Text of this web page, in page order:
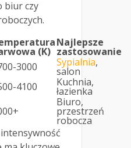
biur czy
(K)
Najlepsze
zastosowanie
3000 Sypialnia,
salon
4100 Kuchnia,
łazienka
Biuro,
przestrzeń
robocza